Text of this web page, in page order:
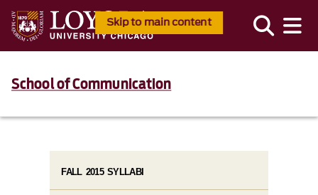
Skip to main content
School of Communication
FALL 2015 SYLLABI